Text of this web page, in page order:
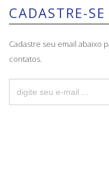
CADASTRE-SE
Cadastre seu email abaixo
contatos.